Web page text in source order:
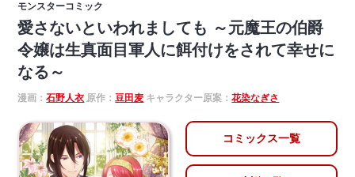
モンスターコミック
愛さないといわれましても ～元魔王の伯爵
令嬢は生真面目軍人に餌付けをされて幸せに
なる～
漫画：石野人衣 原作：豆田麦 キャラクター原案：花染なぎさ
コミックス一覧